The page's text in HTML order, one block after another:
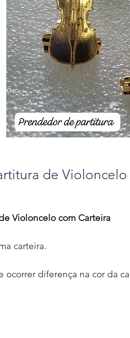
de Violoncelo
Violoncelo com Carteira
carteira.
ocorrer diferença na cor da